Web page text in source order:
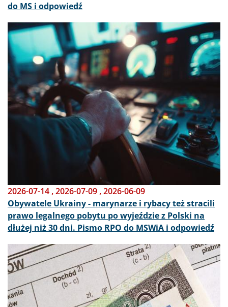
do MS i odpowiedź
Obraz
2026-07-14 ,2026-07-09 ,2026-06-09
Obywatele Ukrainy - marynarze i rybacy też stracili
prawo legalnego pobytu po wyjeździe z Polski na
dłużej niż 30 dni. Pismo RPO do MSWiA i odpowiedź
Obraz